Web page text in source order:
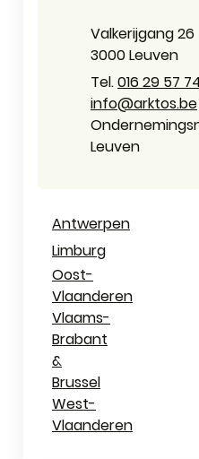
AdresValkerijgang 26
,3000Leuven
016 29 57
E-mailinfo@arktos.be
Leuven
Antwerpen
Limburg
Oost-
Vlaanderen
Vlaams-
Brabant
&
Brussel
West-
Vlaanderen